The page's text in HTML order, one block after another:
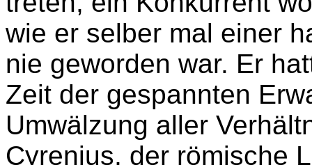
wie er selber mal einer
nie geworden war. Er
Zeit der gespannten
Umwälzung aller
Cyrenius, der römische